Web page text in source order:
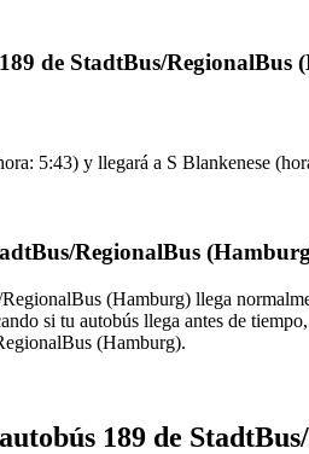
de StadtBus/RegionalBus
5:43) y llegará a S Blankenese
RegionalBus
(Hamburg) llega
si tu autobús llega antes de
(Hamburg).
189 de